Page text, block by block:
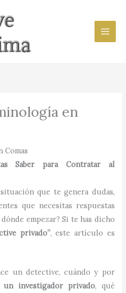
en
Comas
Saber para Contratar al
que te genera dudas,
que necesitas respuestas
empezar? Si te has dicho
privado”, este artículo es
un detective, cuándo y por
un investigador privado, qué